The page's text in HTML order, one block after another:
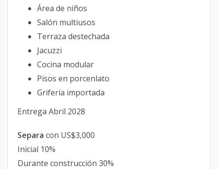
Área de niños
Salón multiusos
Terraza destechada
Jacuzzi
Cocina modular
Pisos en porcenlato
Grifería importada
Entrega Abril 2028
Separa con US$3,000
Inicial 10%
Durante construcción 30%